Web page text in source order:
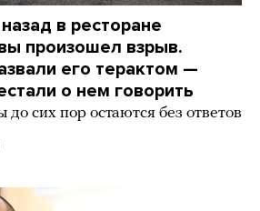
в ресторане
произошел взрыв.
его терактом —
о нем говорить
до сих пор остаются без ответов